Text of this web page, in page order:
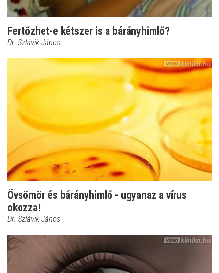
Fertőzhet-e kétszer is a bárányhimlő?
Dr. Szlávik János
Övsömör és bárányhimlő - ugyanaz a vírus
okozza!
Dr. Szlávik János